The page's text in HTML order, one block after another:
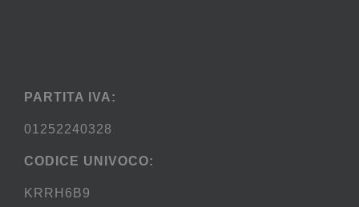
PARTITA IVA:
01252240328
CODICE UNIVOCO:
KRRH6B9